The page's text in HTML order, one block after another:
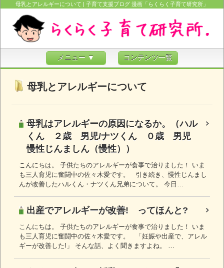
母乳とアレルギーについて | 子育て支援ブログ 漫画「らくらく子育て研究所」
メニュー ▼ コンテンツ一覧
母乳とアレルギーについて
母乳はアレルギーの原因になるか。（ハル
くん ２歳 男児/ナツくん ０歳 男児
慢性じんましん（慢性））
こんにちは。 子供たちのアレルギーが食事で治りました！ いま
も三人育児に奮闘中の佐々木愛です。 引き続き、慢性じんまし
んが改善したハルくん・ナツくん兄弟について。 今日…
出産でアレルギーが改善! ってほんと?
こんにちは。 子供たちのアレルギーが食事で治りました！ いま
も三人育児に奮闘中の佐々木愛です。 「妊娠や出産で、アレル
ギーが改善した!」 そんな話、よく聞きますよね。 …